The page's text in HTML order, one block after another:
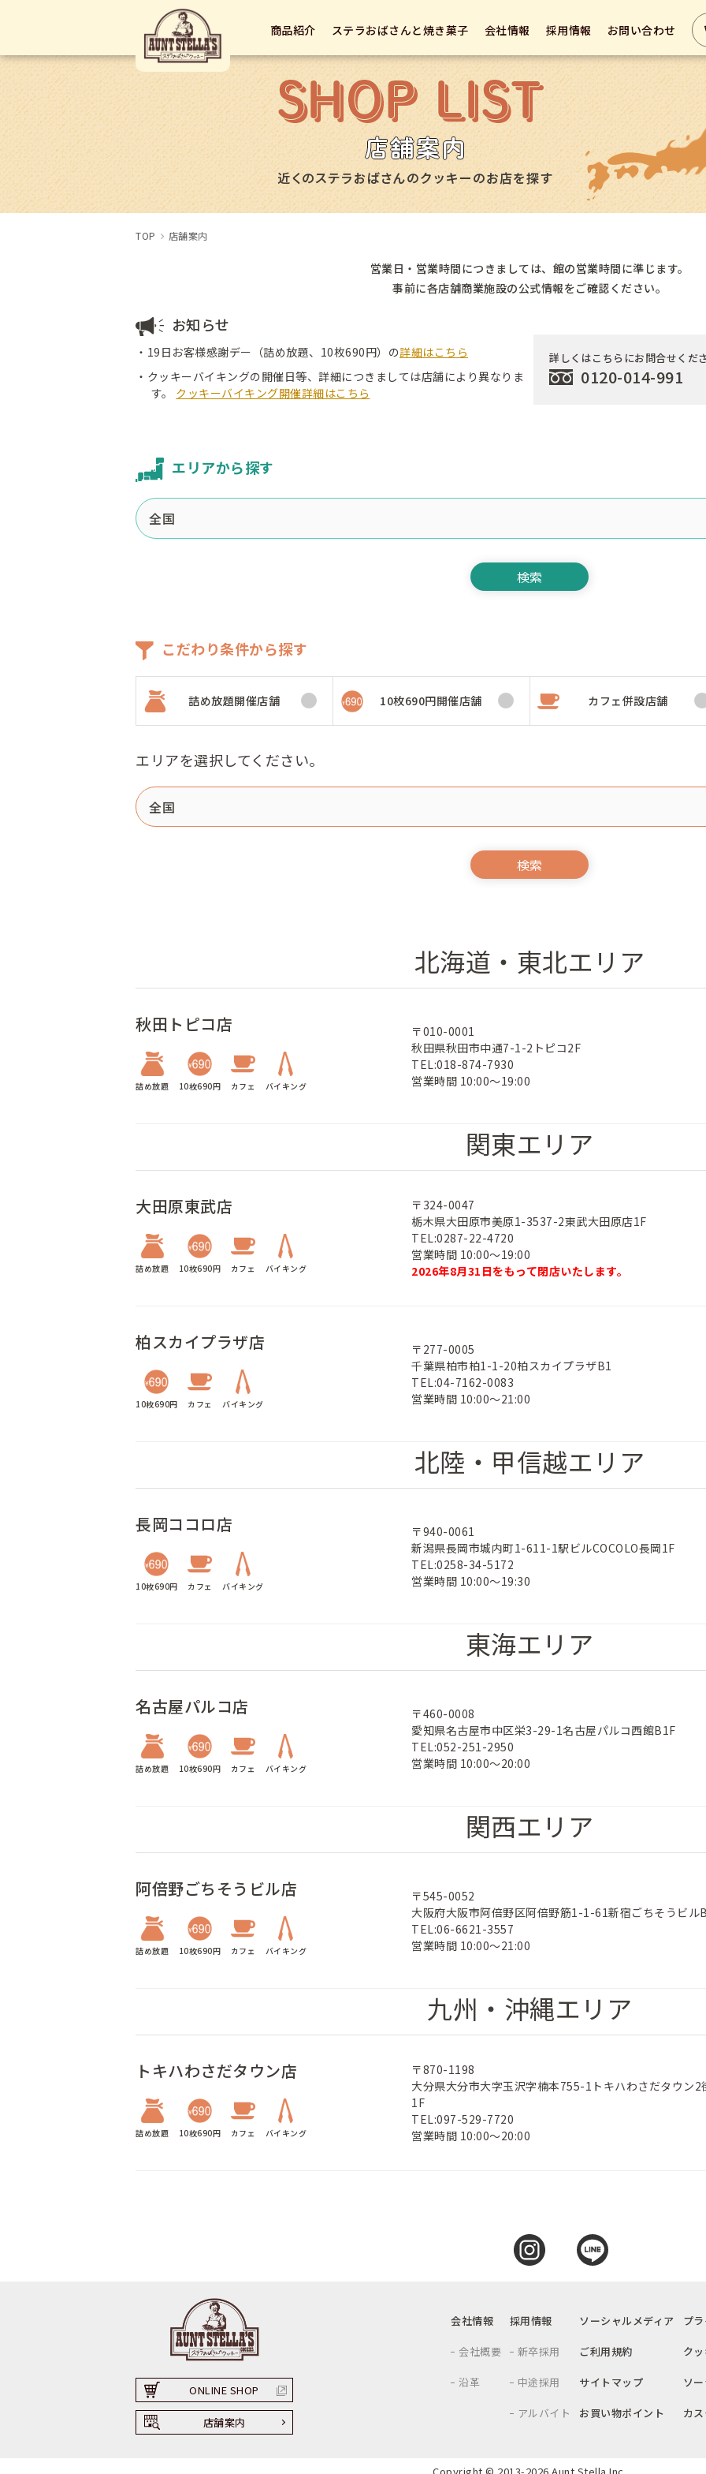
商品紹介 ステラおばさんと焼き菓子 会社情報 採用情報 お問い合わせ
TOP 店舗案内
営業日・営業時間につきましては、館の営業時間に準じます。
事前に各店舗商業施設の公式情報をご確認ください。
お知らせ
・19日お客様感謝デー（詰め放題、10枚690円）の詳細はこちら
・クッキーバイキングの開催日等、詳細につきましては店舗により異なりま
す。 クッキーバイキング開催詳細はこちら
詳しくはこちらにお問合せくだ
0120-014-991
エリアから探す
こだわり条件から探す
詰め放題開催店舗 10枚690円開催店舗 カフェ併設店舗
エリアを選択してください。
北海道・東北エリア
秋田トピコ店
詰め放題 10枚690円 カフェ バイキング
〒010-0001
秋田県秋田市中通7-1-2トピコ2F
TEL:018-874-7930
営業時間 10:00～19:00
関東エリア
大田原東武店
詰め放題 10枚690円 カフェ バイキング
〒324-0047
栃木県大田原市美原1-3537-2東武大田原店1F
TEL:0287-22-4720
営業時間 10:00～19:00
2026年8月31日をもって閉店いたします。
柏スカイプラザ店
10枚690円 カフェ バイキング
〒277-0005
千葉県柏市柏1-1-20柏スカイプラザB1
TEL:04-7162-0083
営業時間 10:00～21:00
北陸・甲信越エリア
長岡ココロ店
10枚690円 カフェ バイキング
〒940-0061
新潟県長岡市城内町1-611-1駅ビルCOCOLO長岡1F
TEL:0258-34-5172
営業時間 10:00～19:30
東海エリア
名古屋パルコ店
詰め放題 10枚690円 カフェ バイキング
〒460-0008
愛知県名古屋市中区栄3-29-1名古屋パルコ西館B1F
TEL:052-251-2950
営業時間 10:00～20:00
関西エリア
阿倍野ごちそうビル店
詰め放題 10枚690円 カフェ バイキング
〒545-0052
大阪府大阪市阿倍野区阿倍野筋1-1-61新宿ごちそうビル
TEL:06-6621-3557
営業時間 10:00～21:00
九州・沖縄エリア
トキハわさだタウン店
詰め放題 10枚690円 カフェ バイキング
〒870-1198
大分県大分市大字玉沢字楠本755-1トキハわさだタウン2
1F
TEL:097-529-7720
営業時間 10:00～20:00
ONLINE SHOP
店舗案内
会社情報
会社概要
沿革
採用情報
新卒採用
中途採用
アルバイト
ソーシャルメディア
ご利用規約
サイトマップ
お買い物ポイント
プ
ク
ソ
カ